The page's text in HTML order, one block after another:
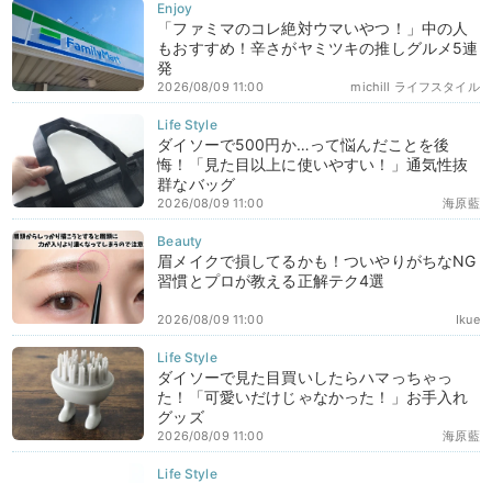
「ファミマのコレ絶対ウマいやつ！」中の人
もおすすめ！辛さがヤミツキの推しグルメ5連
発
michill ライフスタイル
2026/08/09 11:00
ダイソーで500円か…って悩んだことを後
悔！「見た目以上に使いやすい！」通気性抜
群なバッグ
海原藍
2026/08/09 11:00
眉メイクで損してるかも！ついやりがちなNG
習慣とプロが教える正解テク4選
Ikue
2026/08/09 11:00
ダイソーで見た目買いしたらハマっちゃっ
た！「可愛いだけじゃなかった！」お手入れ
グッズ
海原藍
2026/08/09 11:00